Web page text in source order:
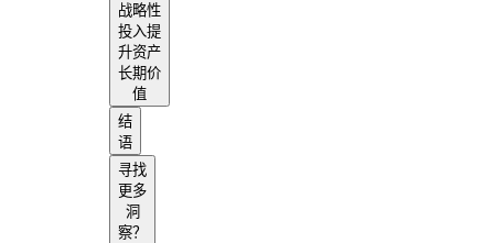
战略性
投入提
升资产
长期价
值
结
语
寻找
更多
洞
察？